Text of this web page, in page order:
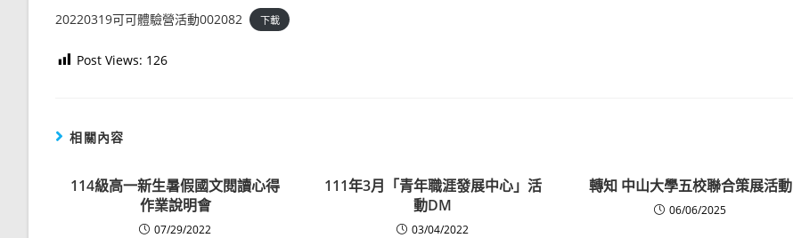
20220319可可體驗營活動002082 下載
Post Views: 126
相關內容
114級高一新生暑假國文閱讀心得
作業說明會
07/29/2022
111年3月「青年職涯發展中心」活
動DM
03/04/2022
轉知 中山大學五校聯合策展活動
06/06/2025